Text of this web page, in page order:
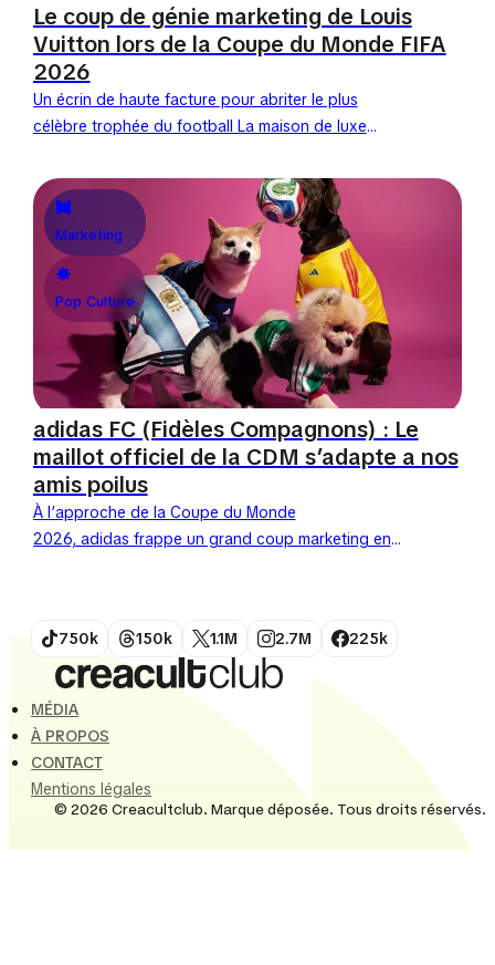
Le coup de génie marketing de Louis
Vuitton lors de la Coupe du Monde FIFA
2026
Un écrin de haute facture pour abriter le plus
célèbre trophée du football La maison de luxe
Marketing
Pop Culture
adidas FC (Fidèles Compagnons) : Le
maillot officiel de la CDM s’adapte a nos
amis poilus
À l’approche de la Coupe du Monde
2026, adidas frappe un grand coup marketing en
750k 150k 1.1M 2.7M 225k
MÉDIA
À PROPOS
CONTACT
Mentions légales
© 2026 Creacultclub. Marque déposée. Tous droits réservés.